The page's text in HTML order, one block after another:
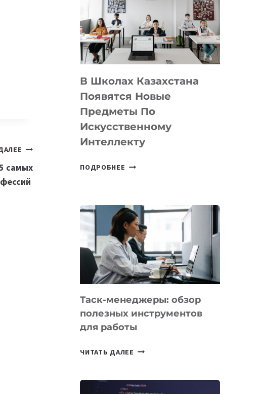
самых
VELOCITY
MOST
—
МЕЖДУНАРОДНУЮ
ДЛЯ
ТЕХНОЛОГИЧЕСКИХ
СТАРТАПОВ
В Школах Казахстана
Появятся Новые
Предметы По
Искусственному
Интеллекту
ПОДРОБНЕЕ
НОВЫЕ
ПРЕДМЕТЫ
ПО
ИСКУССТВЕННОМУ
ИНТЕЛЛЕКТУ
Таск-менеджеры: обзор
полезных инструментов
для работы
ЧИТАТЬ ДАЛЕЕ ТАСК-
ПОЛЕЗНЫХ